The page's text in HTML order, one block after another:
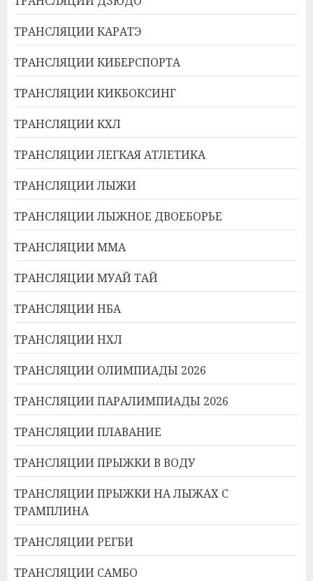
ТРАНСЛЯЦИИ КАРАТЭ
ТРАНСЛЯЦИИ КИБЕРСПОРТА
ТРАНСЛЯЦИИ КИКБОКСИНГ
ТРАНСЛЯЦИИ КХЛ
ТРАНСЛЯЦИИ ЛЕГКАЯ АТЛЕТИКА
ТРАНСЛЯЦИИ ЛЫЖИ
ТРАНСЛЯЦИИ ЛЫЖНОЕ ДВОЕБОРЬЕ
ТРАНСЛЯЦИИ ММА
ТРАНСЛЯЦИИ МУАЙ ТАЙ
ТРАНСЛЯЦИИ НБА
ТРАНСЛЯЦИИ НХЛ
ТРАНСЛЯЦИИ ОЛИМПИАДЫ 2026
ТРАНСЛЯЦИИ ПАРАЛИМПИАДЫ 2026
ТРАНСЛЯЦИИ ПЛАВАНИЕ
ТРАНСЛЯЦИИ ПРЫЖКИ В ВОДУ
ТРАНСЛЯЦИИ ПРЫЖКИ НА ЛЫЖАХ С
ТРАМПЛИНА
ТРАНСЛЯЦИИ РЕГБИ
ТРАНСЛЯЦИИ САМБО